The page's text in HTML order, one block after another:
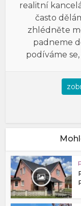
realitní
často
zhlédněte
padneme
podíváme